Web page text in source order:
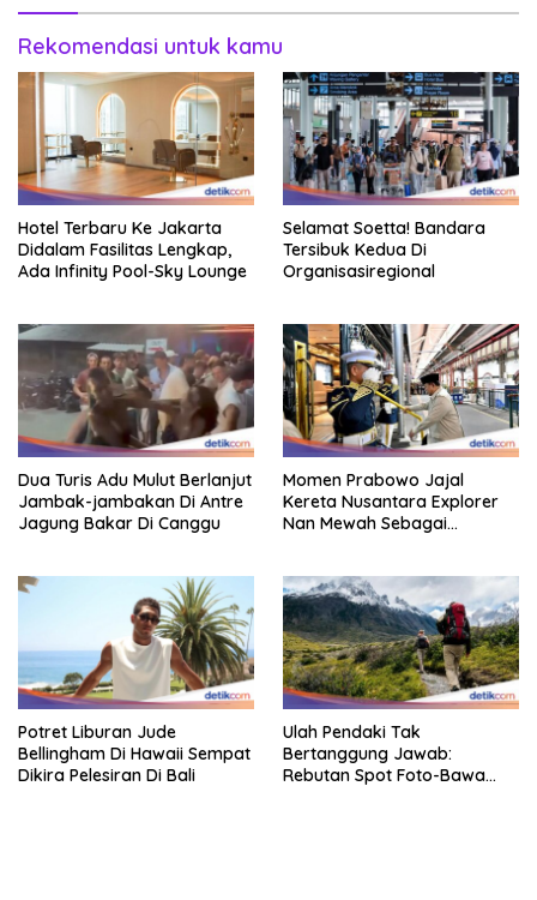
Rekomendasi untuk kamu
Hotel Terbaru Ke Jakarta
Didalam Fasilitas Lengkap,
Ada Infinity Pool-Sky Lounge
Selamat Soetta! Bandara
Tersibuk Kedua Di
Organisasiregional
Dua Turis Adu Mulut Berlanjut
Jambak-jambakan Di Antre
Jagung Bakar Di Canggu
Momen Prabowo Jajal
Kereta Nusantara Explorer
Nan Mewah Sebagai
Potret Liburan Jude
Bellingham Di Hawaii Sempat
Dikira Pelesiran Di Bali
Ulah Pendaki Tak
Bertanggung Jawab:
Rebutan Spot Foto-Bawa